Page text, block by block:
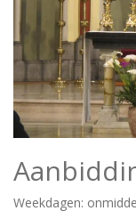
Weekdagen: